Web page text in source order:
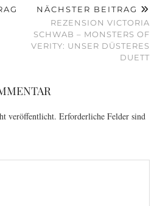
NÄCHSTER BEITRAG
REZENSION VICTORIA
SCHWAB – MONSTERS OF
VERITY: UNSER DÜSTERES
DUETT
veröffentlicht. Erforderliche Felder sind